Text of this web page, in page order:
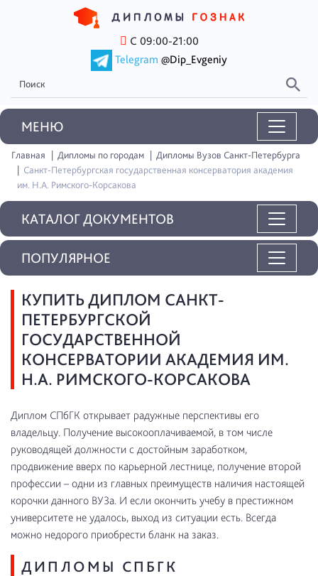
С 09:00-21:00
Telegram @Dip_Evgeniy
MEНЮ
Главная Дипломы по городам
Дипломы Вузов Санкт-Петербурга
Санкт-Петербургская государственная консерватория академия
им. Н.А. Римского-Корсакова
КАТАЛОГ ДОКУМЕНТОВ
КУПИТЬ ДИПЛОМ САНКТ-
ПЕТЕРБУРГСКОЙ
ГОСУДАРСТВЕННОЙ
КОНСЕРВАТОРИИ АКАДЕМИЯ ИМ.
Н.А. РИМСКОГО-КОРСАКОВА
Диплом СПбГК открывает радужные перспективы его
владельцу. Получение высокооплачиваемой, в том числе
руководящей должности с достойным заработком,
продвижение вверх по карьерной лестнице, получение второй
профессии – одни из главных преимуществ наличия настоящей
корочки данного ВУЗа. И если окончить учебу в престижном
университете не удалось, выход из ситуации есть. Всегда
можно недорого приобрести бланк на заказ.
ДИПЛОМЫ СПБГК
ПОПУЛЯРНОЕ